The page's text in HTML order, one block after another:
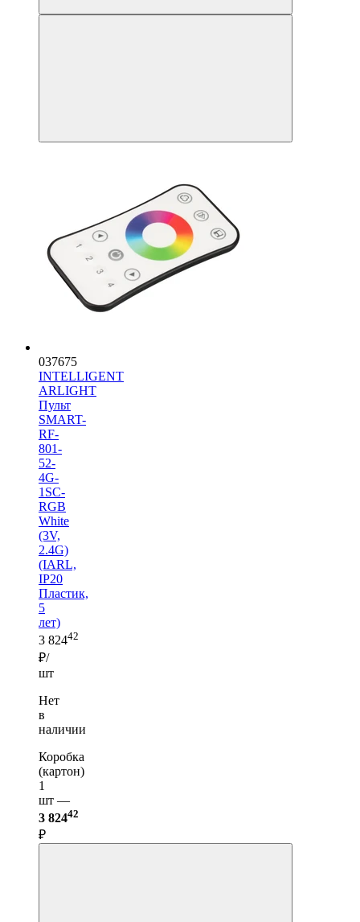
037675
INTELLIGENT
ARLIGHT
Пульт
SMART-
RF-
801-
52-
4G-
1SC-
RGB
White
(3V,
2.4G)
(IARL,
IP20
Пластик,
5
лет)
3 82442
₽/
шт
Нет
в
наличии
Коробка
(картон)
1
шт —
3 82442
₽